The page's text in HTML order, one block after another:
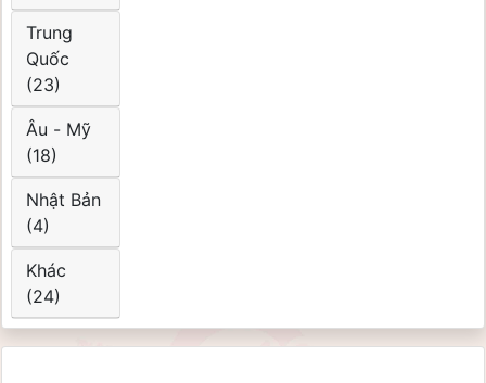
Trung
Quốc
(23)
Âu - Mỹ
(18)
Nhật Bản
(4)
Khác
(24)